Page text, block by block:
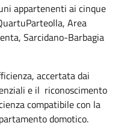
appartenenti ai cinque
Area
Sarcidano-Barbagia
accertata dai
e il riconoscimento
compatibile con la
domotico.